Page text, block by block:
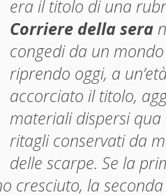
era il titolo di una
Corriere della sera
congedi da un
riprendo oggi, a
accorciato il titolo,
materiali dispersi
ritagli conservati da
delle scarpe. Se la
cresciuto, la